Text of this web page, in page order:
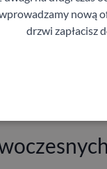
a drugie wąskie.
słupkiem
otwarte
do takiego
zaplanować, aby
pomieszczeń
nową
drzwi zapłacisz